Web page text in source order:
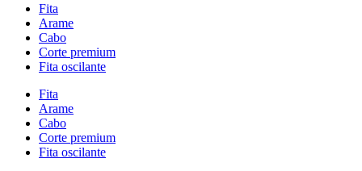
Fita
Arame
Cabo
Corte premium
Fita oscilante
Fita
Arame
Cabo
Corte premium
Fita oscilante